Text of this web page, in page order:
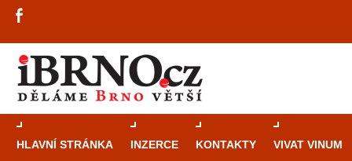
HLAVNÍ STRÁNKA INZERCE KONTAKTY VIVAT VINUM